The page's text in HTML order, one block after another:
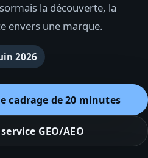
la découverte, la
envers une marque.
2026
cadrage de 20 minutes
GEO/AEO